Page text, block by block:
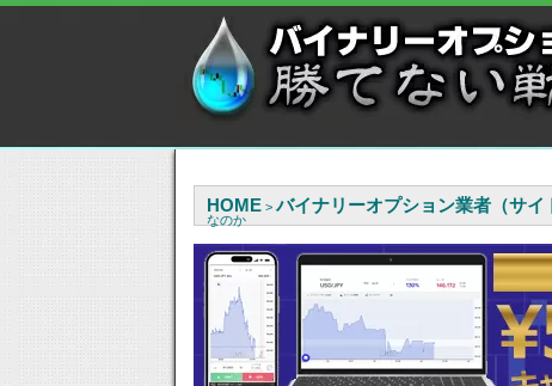
HOME >バイナリーオプション業者（サイ
なのか